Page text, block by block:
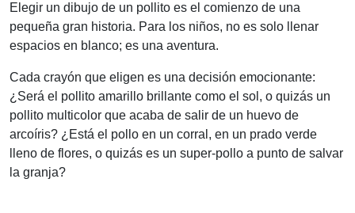
Elegir un dibujo de un pollito es el comienzo de una
pequeña gran historia. Para los niños, no es solo llenar
espacios en blanco; es una aventura.
Cada crayón que eligen es una decisión emocionante:
¿Será el pollito amarillo brillante como el sol, o quizás un
pollito multicolor que acaba de salir de un huevo de
arcoíris? ¿Está el pollo en un corral, en un prado verde
lleno de flores, o quizás es un super-pollo a punto de salvar
la granja?